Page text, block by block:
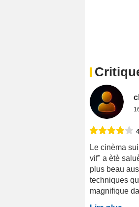
Le cinèma
vif" a ètè
plus beau
techniques
magnifique